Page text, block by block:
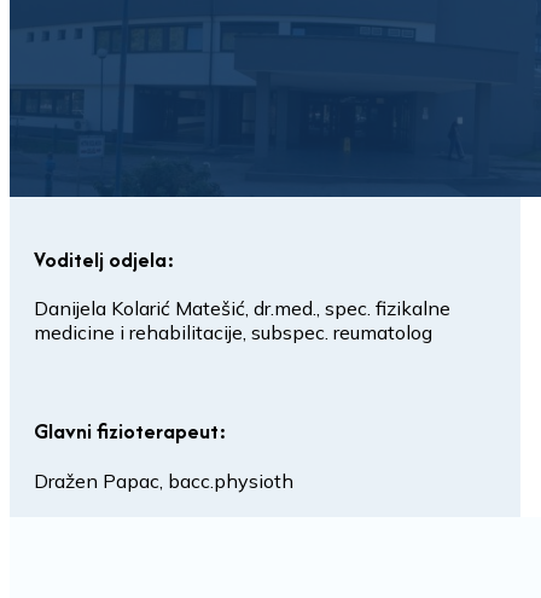
Voditelj odjela:
Danijela Kolarić Matešić, dr.med., spec. fizikalne
medicine i rehabilitacije, subspec. reumatolog
Glavni fizioterapeut:
Dražen Papac, bacc.physioth